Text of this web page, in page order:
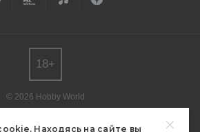
Находясь на сайте вы
© 2026 Hobby World
редакции.
18+